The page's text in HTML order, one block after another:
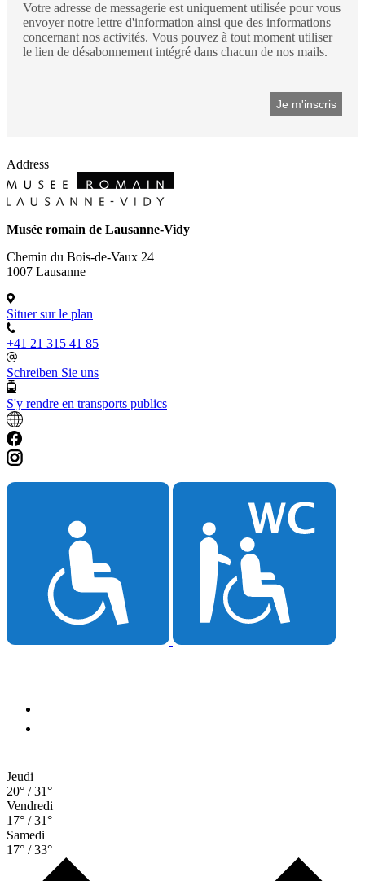
Votre adresse de messagerie est uniquement utilisée pour vous
envoyer notre lettre d'information ainsi que des informations
concernant nos activités. Vous pouvez à tout moment utiliser
le lien de désabonnement intégré dans chacun de nos mails.
Address
Musée romain de Lausanne-Vidy
Chemin du Bois-de-Vaux 24
1007 Lausanne
Situer sur le plan
+41 21 315 41 85
Schreiben Sie uns
S'y rendre en transports publics
Jeudi
20° / 31°
Vendredi
17° / 31°
Samedi
17° / 33°